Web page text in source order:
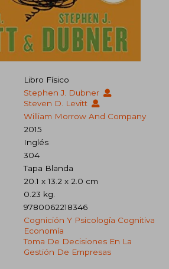
Libro Físico
Stephen J. Dubner
Steven D. Levitt
William Morrow And Company
2015
Inglés
304
Tapa Blanda
20.1 x 13.2 x 2.0 cm
0.23 kg.
9780062218346
Cognición Y Psicología Cognitiva
Economía
Toma De Decisiones En La
Gestión De Empresas